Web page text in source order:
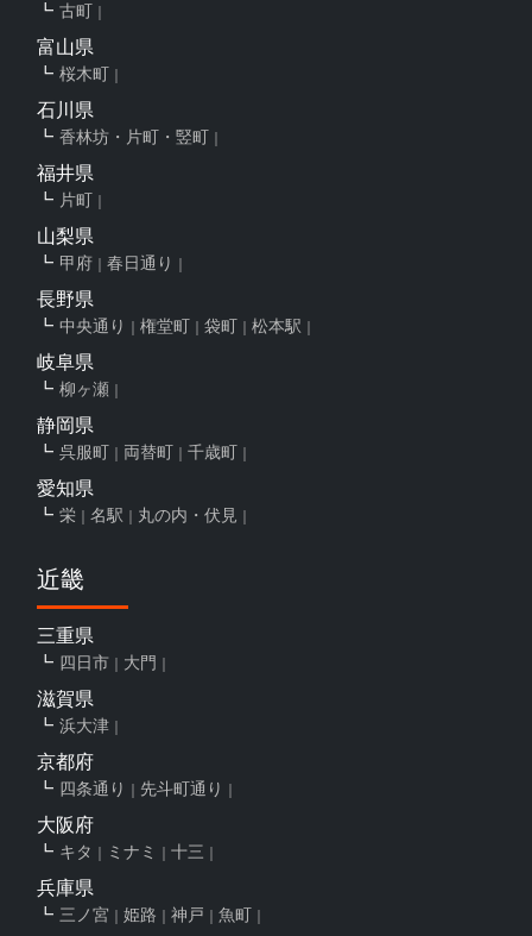
古町
富山県
桜木町
石川県
香林坊・片町・竪町
福井県
片町
山梨県
甲府 春日通り
長野県
中央通り 権堂町 袋町 松本駅
岐阜県
柳ヶ瀬
静岡県
呉服町 両替町 千歳町
愛知県
栄 名駅 丸の内・伏見
近畿
三重県
四日市 大門
滋賀県
浜大津
京都府
四条通り 先斗町通り
大阪府
キタ ミナミ 十三
兵庫県
三ノ宮 姫路 神戸 魚町